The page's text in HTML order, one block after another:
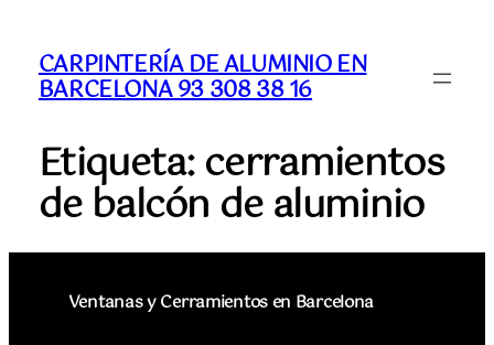
CARPINTERÍA DE ALUMINIO EN
BARCELONA 93 308 38 16
Etiqueta:cerramientos
de balcón de aluminio
Ventanas y Cerramientos en Barcelona